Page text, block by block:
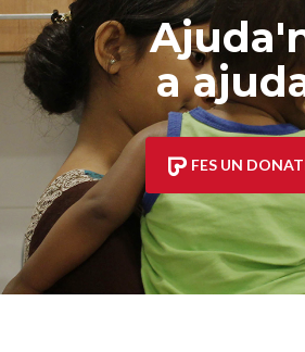
a
FES UN